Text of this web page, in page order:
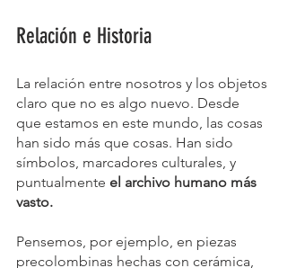
Relación e Historia
La relación entre nosotros y los objetos
claro que no es algo nuevo. Desde
que estamos en este mundo, las cosas
han sido más que cosas. Han sido
símbolos, marcadores culturales, y
puntualmente el archivo humano más
vasto.
Pensemos, por ejemplo, en piezas
precolombinas hechas con cerámica,